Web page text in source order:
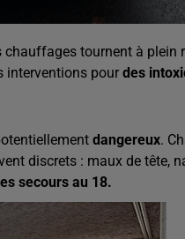
tournent à plein
interventions pour des
dangereux.
discrets : maux de tête,
secours au 18.